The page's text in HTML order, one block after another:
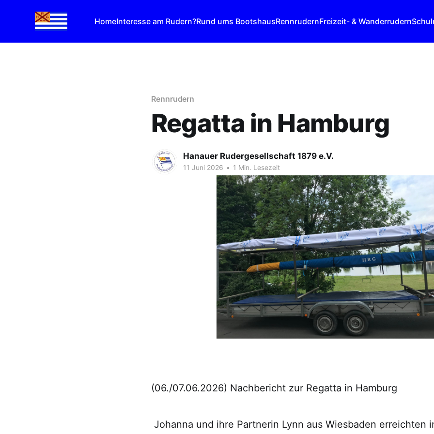
HomeInteresse am Rudern?Rund ums BootshausRennrudernFreizeit- & Wanderrudern
Rennrudern
Regatta in Hamburg
Hanauer Rudergesellschaft 1879 e.V.
11 Juni 2026 • 1 Min. Lesezeit
(06./07.06.2026) Nachbericht zur Regatta in Hamburg
Johanna und ihre Partnerin Lynn aus Wiesbaden erreichten